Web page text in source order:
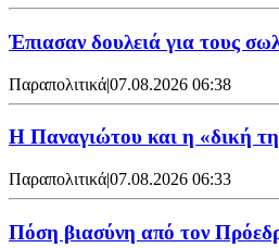
Έπιασαν δουλειά για τους
Παραπολιτικά|07.08.2026 06:38
Η Παναγιώτου και η «δική
Παραπολιτικά|07.08.2026 06:33
Πόση βιασύνη από τον